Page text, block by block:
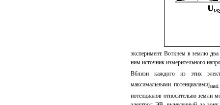
эксперимент. Воткнем в землю
ним источник измерительного
Вблизи каждого из этих
максимальными потенциаламиjзам1
потенциалов относительно земли